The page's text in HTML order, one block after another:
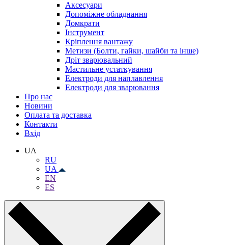
Аксесуари
Допоміжне обладнання
Домкрати
Інструмент
Кріплення вантажу
Метизи (Болти, гайки, шайби та інше)
Дріт зварювальний
Мастильне устаткування
Електроди для наплавлення
Електроди для зварювання
Про нас
Новини
Оплата та доставка
Контакти
Вхiд
UA
RU
UA
EN
ES